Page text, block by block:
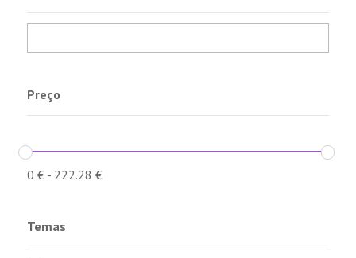
Preço
0 €- 222.28 €
Temas